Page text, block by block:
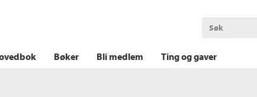
Bøker Bli medlem Ting og gaver